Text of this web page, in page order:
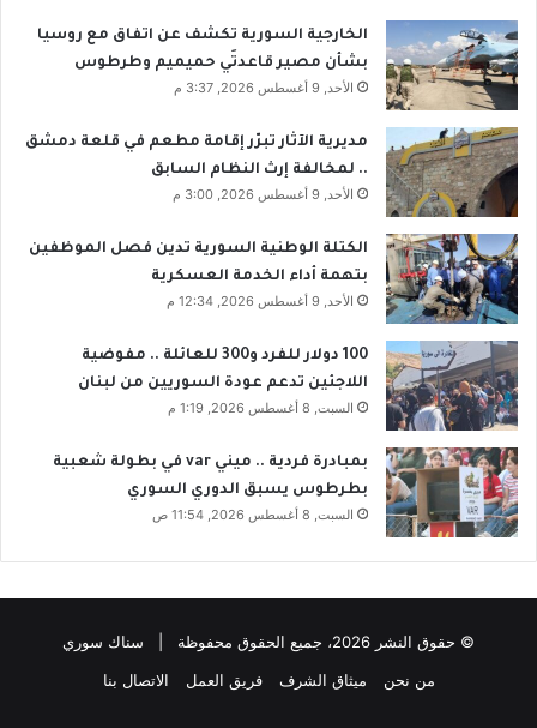
الخارجية السورية تكشف عن اتفاق مع روسيا
بشأن مصير قاعدتَي حميميم وطرطوس
الأحد, 9 أغسطس 2026, 3:37 م
مديرية الآثار تبرّر إقامة مطعم في قلعة دمشق
.. لمخالفة إرث النظام السابق
الأحد, 9 أغسطس 2026, 3:00 م
الكتلة الوطنية السورية تدين فصل الموظفين
بتهمة أداء الخدمة العسكرية
الأحد, 9 أغسطس 2026, 12:34 م
100 دولار للفرد و300 للعائلة .. مفوضية
اللاجئين تدعم عودة السوريين من لبنان
السبت, 8 أغسطس 2026, 1:19 م
بمبادرة فردية .. ميني var في بطولة شعبية
بطرطوس يسبق الدوري السوري
السبت, 8 أغسطس 2026, 11:54 ص
© حقوق النشر 2026، جميع الحقوق محفوظة | سناك سوري
من نحن
ميثاق الشرف فريق العمل الاتصال بنا